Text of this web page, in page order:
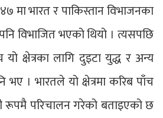
मा भारत र पाकिस्तान विभाजनका
पनि विभाजित भएको थियो । त्यसपछि
यो क्षेत्रका लागि दुइटा युद्ध र अन्य
भए । भारतले यो क्षेत्रमा करिब पाँच
परिचालन गरेको बताइएको छ